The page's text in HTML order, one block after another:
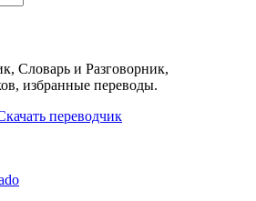
Словарь и Разговорник,
избранные переводы.